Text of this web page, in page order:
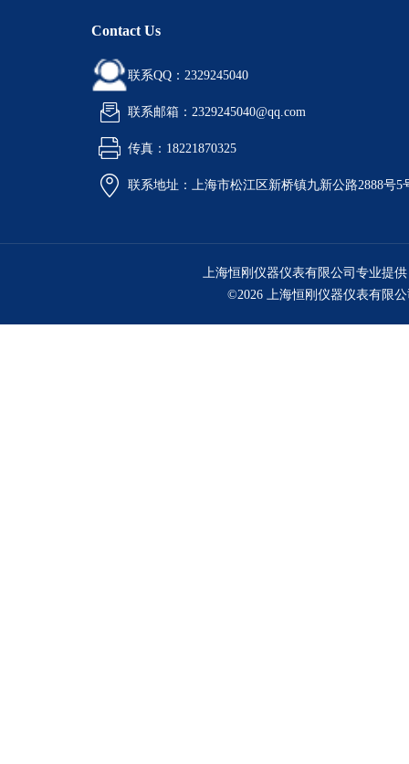
Contact Us
联系QQ：2329245040
联系邮箱：2329245040@qq.com
传真：18221870325
联系地址：上海市松江区新桥镇九新公路2888号5
上海恒刚仪器仪表有限公司专业提
©2026 上海恒刚仪器仪表有限